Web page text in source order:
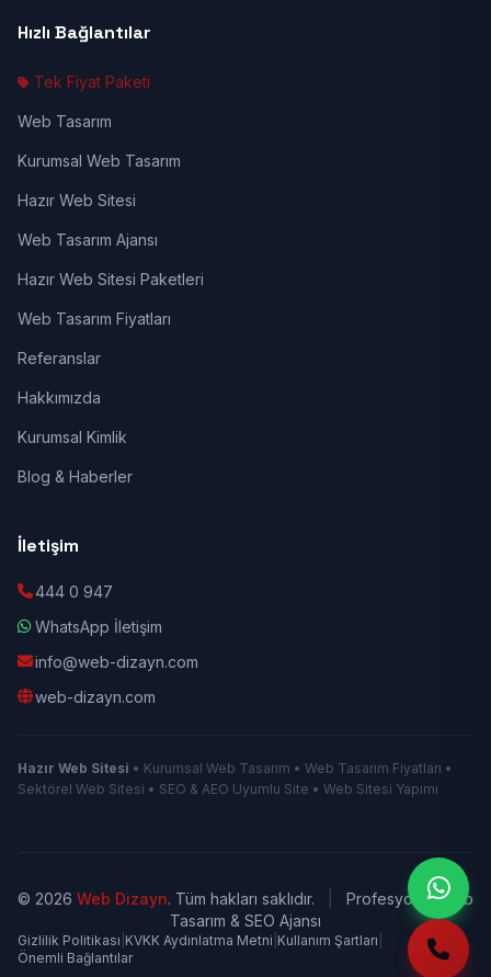
Hızlı Bağlantılar
Tek Fiyat Paketi
Web Tasarım
Kurumsal Web Tasarım
Hazır Web Sitesi
Web Tasarım Ajansı
Hazır Web Sitesi Paketleri
Web Tasarım Fiyatları
Referanslar
Hakkımızda
Kurumsal Kimlik
Blog & Haberler
İletişim
444 0 947
WhatsApp İletişim
info@web-dizayn.com
web-dizayn.com
Hazır Web Sitesi • Kurumsal Web Tasarım • Web Tasarım Fiyatları •
Sektörel Web Sitesi • SEO & AEO Uyumlu Site • Web Sitesi Yapımı
© 2026 Web Dizayn. Tüm hakları saklıdır.
Profesyonel Web
Tasarım & SEO Ajansı
Gizlilik Politikası KVKK Aydınlatma Metni Kullanım Şartları
Önemli Bağlantılar